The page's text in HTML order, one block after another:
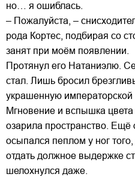
но… я ошиблась.
– Пожалуйста, –
рода Кортес, подбирая со
занят при моём появлении.
Протянул его Натаниэлю.
стал. Лишь бросил
украшенную императорской
Мгновение и вспышка
озарила пространство.
осыпался пеплом у ног
отдать должное выдержке
шелохнулся даже.